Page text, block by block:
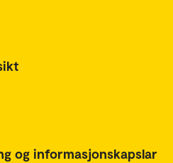
og informasjonskapslar